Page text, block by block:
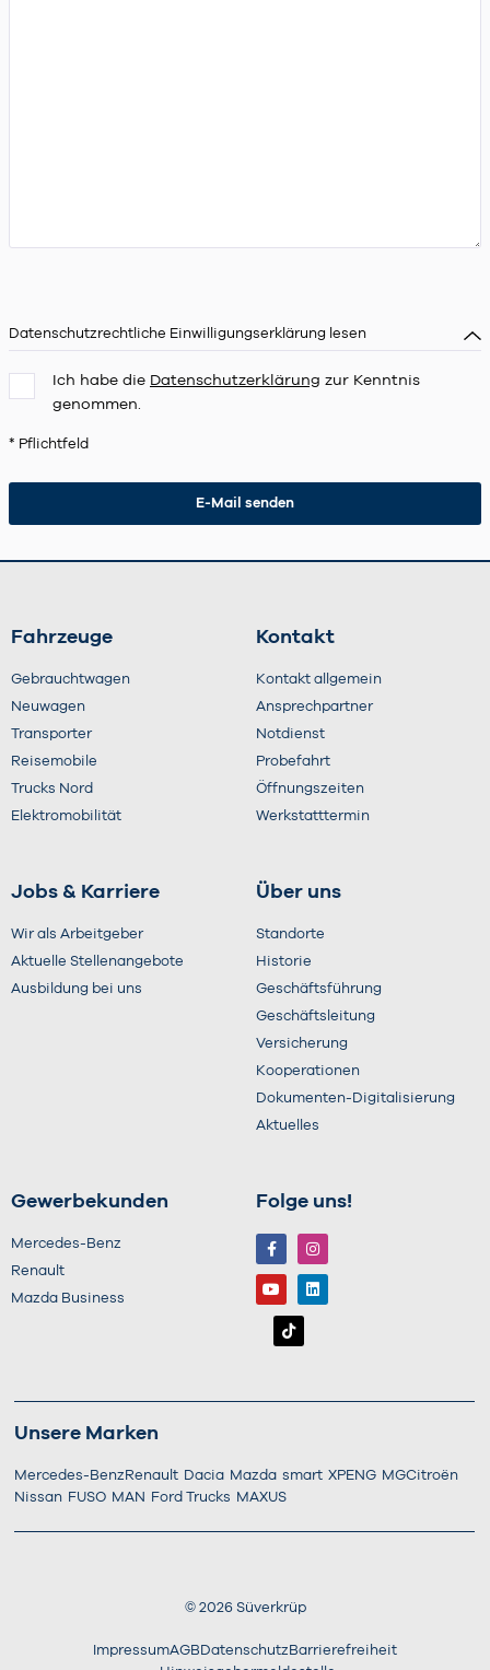
Datenschutzrechtliche Einwilligungserklärung lesen
Ich habe die Datenschutzerklärung zur Kenntnis
genommen.
* Pflichtfeld
Fahrzeuge
Gebrauchtwagen
Neuwagen
Transporter
Reisemobile
Trucks Nord
Elektromobilität
Kontakt
Kontakt allgemein
Ansprechpartner
Notdienst
Probefahrt
Öffnungszeiten
Werkstatttermin
Jobs & Karriere
Wir als Arbeitgeber
Aktuelle Stellenangebote
Ausbildung bei uns
Über uns
Standorte
Historie
Geschäftsführung
Geschäftsleitung
Versicherung
Kooperationen
Dokumenten-Digitalisierung
Aktuelles
Gewerbekunden
Mercedes-Benz
Renault
Mazda Business
Folge uns!
Unsere Marken
Mercedes-Benz Renault Dacia Mazda smart XPENG MGCitroën
Nissan FUSO MAN Ford Trucks MAXUS
© 2026Süverkrüp
ImpressumAGB Datenschutz Barrierefreiheit